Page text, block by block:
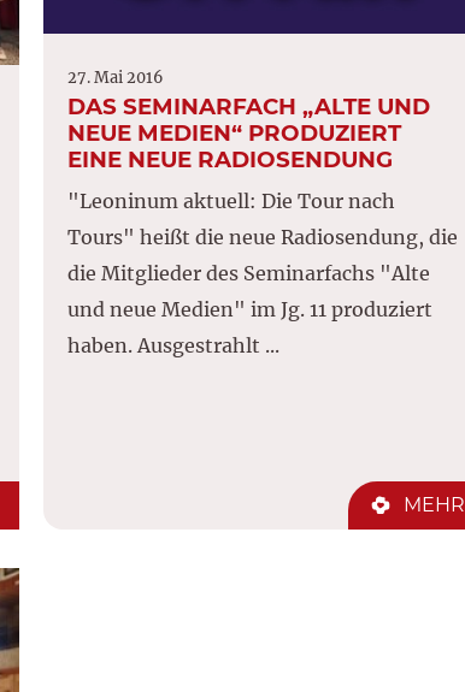
27. Mai 2016
DAS SEMINARFACH „ALTE UND
NEUE MEDIEN“ PRODUZIERT
EINE NEUE RADIOSENDUNG
"Leoninum aktuell: Die Tour nach
Tours" heißt die neue Radiosendung, die
die Mitglieder des Seminarfachs "Alte
und neue Medien" im Jg. 11 produziert
haben. Ausgestrahlt ...
MEHR